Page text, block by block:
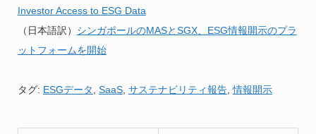
Investor Access to ESG Data
（日本語訳） シンガポールのMASとSGX、ESG情報開示のプラ
ットフォームを開始
タグ: ESGデータ SaaS, サステナビリティ報告,情報開示